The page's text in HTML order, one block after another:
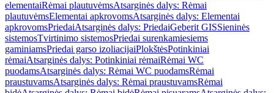
elementaiRėmai plautuvėmsAtsarginės dalys: Rėmai
plautuvėmsElementai apkrovomsAtsarginės dalys: Elementai
apkrovomsPriedaiAtsarginės dalys: PriedaiGeberit GISSieninės
sistemosTvirtinimo sistemosPriedai surenkamiesiems
gaminiamsPriedai garso izoliacijaiPlokštėsPotinkiniai
rėmaiAtsarginės dalys: Potinkiniai rėmaiRėmai WC
puodamsAtsarginės dalys: Rėmai WC puodamsRėmai
praustuvamsAtsarginės dalys: Rėmai praustuvamsRėmai